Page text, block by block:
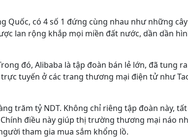
có 4 số 1 đứng cùng nhau như những cây
lan rộng khắp mọi miền đất nước, dần dần
đó, Alibaba là tập đoàn bán lẻ lớn, đã tung
tuyến ở các trang thương mại điện tử như
trăm tỷ NDT. Không chỉ riêng tập đoàn này,
điều này giúp thị trường thương mại náo
tham gia mua sắm khổng lồ.